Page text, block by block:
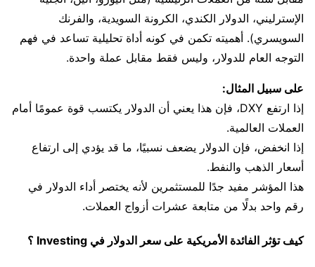
الإسترليني، الدولار الكندي، الكرونة السويدية، والفرنك
السويسري). أهميته تكمن في كونه أداة تحليلية تساعد في فهم
التوجه العام للدولار، وليس فقط مقابل عملة واحدة.
على سبيل المثال:
إذا ارتفع DXY، فإن هذا يعني أن الدولار يكتسب قوة عمومًا أمام
العملات العالمية.
إذا انخفض، فإن الدولار يضعف نسبيًا، ما قد يؤدي إلى ارتفاع
أسعار الذهب والنفط.
هذا المؤشر مفيد جدًا للمستثمرين لأنه يختصر أداء الدولار في
رقم واحد بدلًا من متابعة عشرات أزواج العملات.
كيف تؤثر الفائدة الأمريكية على سعر الدولار في Investing ؟